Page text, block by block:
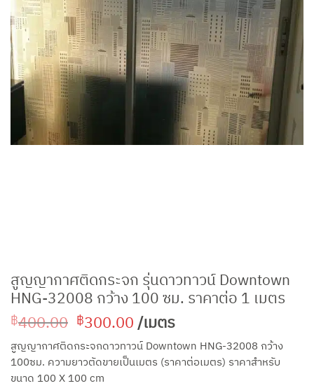
สูญญากาศติดกระจก รุ่นดาวทาวน์ Downtown
HNG-32008 กว้าง 100 ซม. ราคาต่อ 1 เมตร
฿400.00 Original
price
was:
฿400.00.
฿300.00Current
price
is:
฿300.00.
/เมตร
สูญญากาศติดกระจกดาวทาวน์ Downtown HNG-32008 กว้าง
100ซม. ความยาวตัดขายเป็นเมตร (ราคาต่อเมตร) ราคาสำหรับ
ขนาด 100 X 100 cm